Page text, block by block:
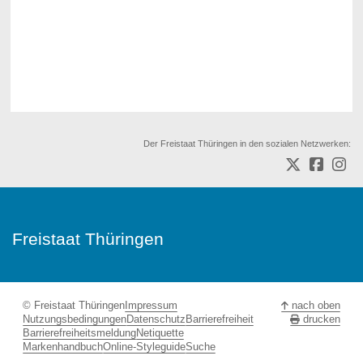
Der Freistaat Thüringen in den sozialen Netzwerken:
Freistaat Thüringen
© Freistaat ThüringenImpressum
NutzungsbedingungenDatenschutzBarrierefreiheit
BarrierefreiheitsmeldungNetiquette
MarkenhandbuchOnline-StyleguideSuche
nach oben
drucken